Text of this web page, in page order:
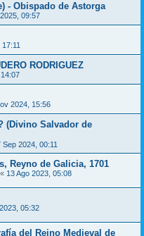
- Obispado de Astorga
09:57
RODRIGUEZ
2024, 15:56
(Divino Salvador de
Sep 2024, 00:11
Reyno de Galicia, 1701
« 13 Ago 2023, 05:08
05:32
del Reino Medieval de